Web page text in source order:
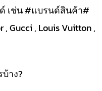
เช่น #แบรนด์สินค้า#
, Gucci , Louis Vuitton ,
าง?